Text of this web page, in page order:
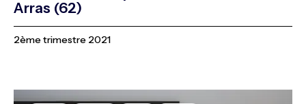
Arras (62)
2ème trimestre 2021